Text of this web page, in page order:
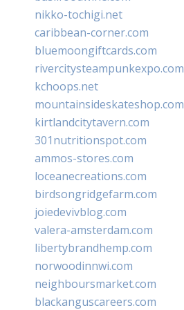
nikko-tochigi.net
caribbean-corner.com
bluemoongiftcards.com
rivercitysteampunkexpo.com
kchoops.net
mountainsideskateshop.com
kirtlandcitytavern.com
301nutritionspot.com
ammos-stores.com
loceanecreations.com
birdsongridgefarm.com
joiedevivblog.com
valera-amsterdam.com
libertybrandhemp.com
norwoodinnwi.com
neighboursmarket.com
blackanguscareers.com